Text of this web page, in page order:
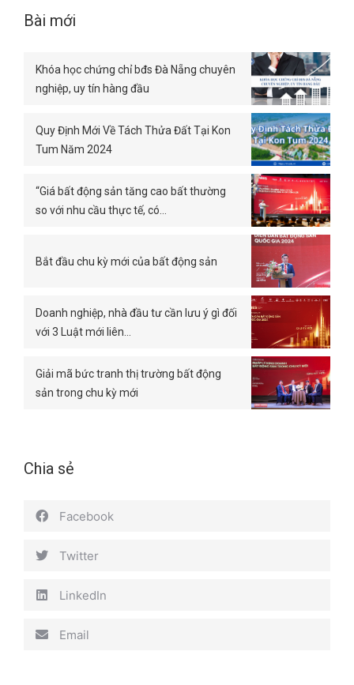
Bài mới
Khóa học chứng chỉ bđs Đà Nẵng chuyên
nghiệp, uy tín hàng đầu
Quy Định Mới Về Tách Thửa Đất Tại Kon
Tum Năm 2024
“Giá bất động sản tăng cao bất thường
so với nhu cầu thực tế, có…
Bắt đầu chu kỳ mới của bất động sản
Doanh nghiệp, nhà đầu tư cần lưu ý gì đối
với 3 Luật mới liên…
Giải mã bức tranh thị trường bất động
sản trong chu kỳ mới
Chia sẻ
Facebook
Twitter
LinkedIn
Email